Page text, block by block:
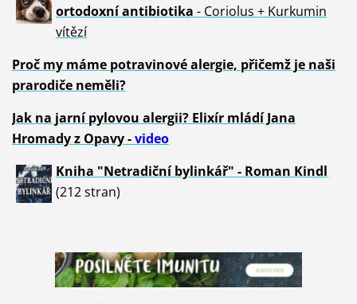
ortodoxní antibiotika - Coriolus + Kurkumin
vítězí
Proč my máme potravinové alergie, přičemž je naši
prarodiče neměli?
Jak na jarní pylovou alergii? Elixír mládí Jana
Hromady z Opavy -video
Kniha "Netradiční bylinkář" - Roman Kindl
(212 stran)